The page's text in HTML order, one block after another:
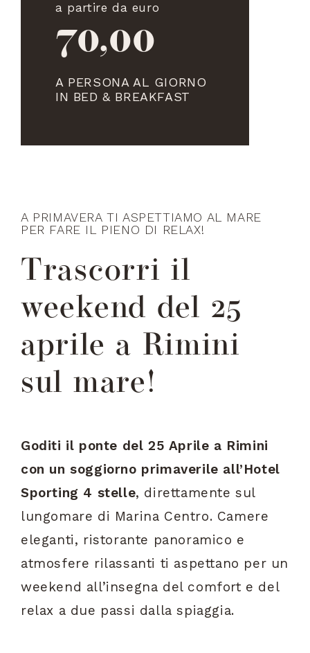
a partire da euro
70,00
A PERSONA AL GIORNO
IN BED & BREAKFAST
A PRIMAVERA TI ASPETTIAMO AL MARE
PER FARE IL PIENO DI RELAX!
Trascorri il
weekend del 25
aprile a Rimini
sul mare!
Goditi il ponte del 25 Aprile a Rimini
con un soggiorno primaverile all’Hotel
Sporting 4 stelle, direttamente sul
lungomare di Marina Centro. Camere
eleganti, ristorante panoramico e
atmosfere rilassanti ti aspettano per un
weekend all’insegna del comfort e del
relax a due passi dalla spiaggia.